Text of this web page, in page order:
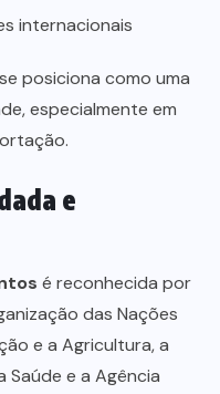
internacionais
posiciona como uma
especialmente em
e
é reconhecida por
das Nações
e a Agricultura, a
Saúde e a Agência